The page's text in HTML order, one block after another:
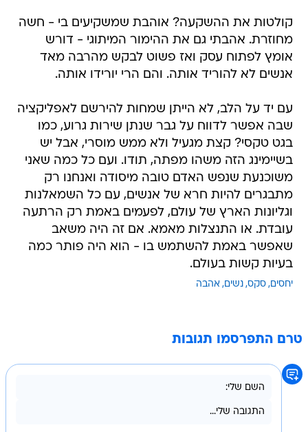
קולטות את ההשקעה? אוהבת שמשקיעים בי - חשה
מחוזרת. אהבתי גם את ההימור המיתוגי - דורש
אומץ לפתוח עסק ואז פשוט לבקש מהרבה מאד
אנשים לא להוריד אותה. והם הרי יורידו אותה.
עם יד על הלב, לא הייתן שמחות להירשם לאפליקציה
שבה אפשר לדווח על גבר שנתן שירות גרוע, כמו
בגט טקסי? קצת מגעיל ולא ממש מוסרי, אבל יש
בשיימינג הזה משהו מפתה, תודו. ועם כל כמה שאני
משוכנעת שנפש האדם טובה מיסודה ואנחנו רק
מתבגרים להיות חרא של אנשים, עם כל השמאלנות
וגליונות הארץ של עולם, לפעמים באמת רק הרתעה
עובדת. או התנצלות מאמא. אם זה היה משאב
שאפשר באמת להשתמש בו - הוא היה פותר כמה
בעיות קשות בעולם.
יחסים סקס נשים אהבה
טרם התפרסמו תגובות